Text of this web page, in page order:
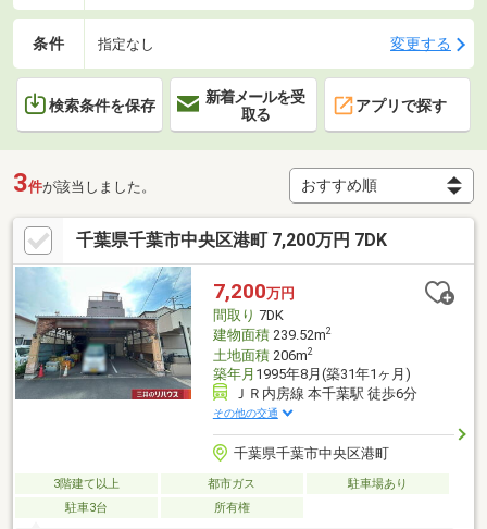
条件 指定なし 変更する
検索条件を保存
新着メールを受
取る
アプリで探す
3件が該当しました。
千葉県千葉市中央区港町 7,200万円 7DK
7,200万円
間取り 7DK
建物面積239.52m2
土地面積206m2
築年月 1995年8月(築31年1ヶ月)
ＪＲ内房線 本千葉駅 徒歩6分
その他の交通
千葉県千葉市中央区港町
3階建て以上 都市ガス
駐車場あり
駐車3台
所有権